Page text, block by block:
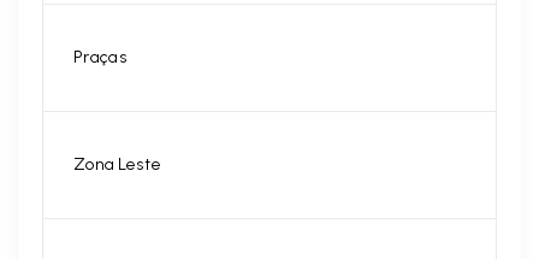
Praças
Zona Leste